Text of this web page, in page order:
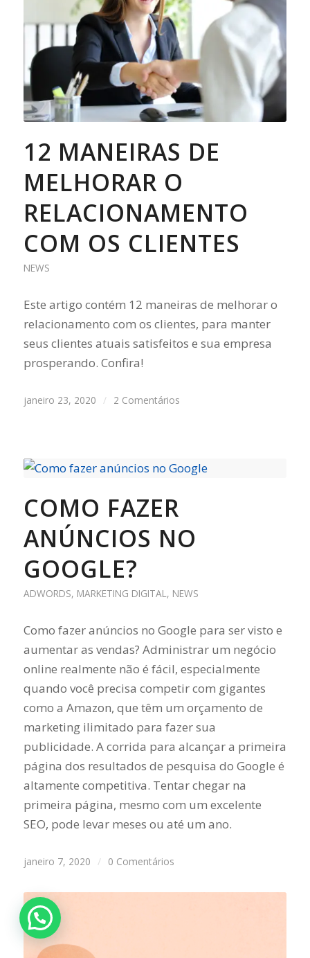
12 MANEIRAS DE
MELHORAR O
RELACIONAMENTO
COM OS CLIENTES
NEWS
Este artigo contém 12 maneiras de melhorar o
relacionamento com os clientes, para manter
seus clientes atuais satisfeitos e sua empresa
prosperando. Confira!
janeiro 23, 2020 / 2 Comentários
COMO FAZER
ANÚNCIOS NO
GOOGLE?
ADWORDS, MARKETING DIGITAL, NEWS
Como fazer anúncios no Google para ser visto e
aumentar as vendas? Administrar um negócio
online realmente não é fácil, especialmente
quando você precisa competir com gigantes
como a Amazon, que têm um orçamento de
marketing ilimitado para fazer sua
publicidade. A corrida para alcançar a primeira
página dos resultados de pesquisa do Google é
altamente competitiva. Tentar chegar na
primeira página, mesmo com um excelente
SEO, pode levar meses ou até um ano.
janeiro 7, 2020 / 0 Comentários